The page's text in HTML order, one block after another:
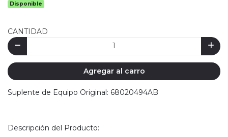
Disponible
CANTIDAD
Agregar al carro
Suplente de Equipo Original: 68020494AB
Descripción del Producto: